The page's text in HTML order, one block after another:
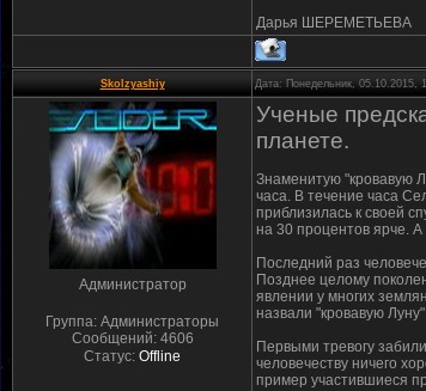
Дарья ШЕРЕМЕТЬЕВА
Skolzyashiy Дата: Понедельник, 05.10.2015,
Администратор
Группа: Администраторы
Сообщений: 4606
Статус: Offline
Ученые
планете.
Знаменитую "кровавую
часа. В течение часа
приблизилась к своей
на 30 процентов ярче.
Последний раз
Позднее целому
явлении у многих
назвали "кровавую
Первыми тревогу
человечеству ничего
пример участившиеся